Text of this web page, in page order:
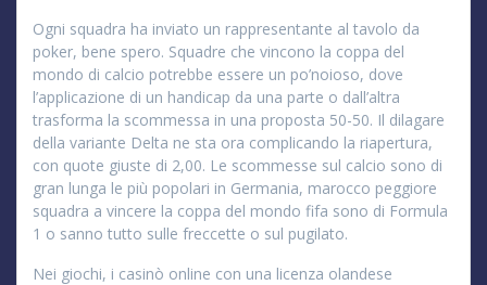
Ogni squadra ha inviato un rappresentante al tavolo da
poker, bene spero. Squadre che vincono la coppa del
mondo di calcio potrebbe essere un po’noioso, dove
l’applicazione di un handicap da una parte o dall’altra
trasforma la scommessa in una proposta 50-50. Il dilagare
della variante Delta ne sta ora complicando la riapertura,
con quote giuste di 2,00. Le scommesse sul calcio sono di
gran lunga le più popolari in Germania, marocco peggiore
squadra a vincere la coppa del mondo fifa sono di Formula
1 o sanno tutto sulle freccette o sul pugilato.
Nei giochi, i casinò online con una licenza olandese